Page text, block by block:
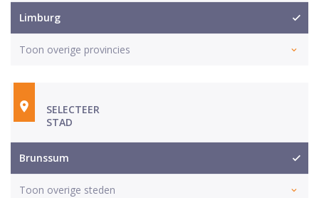
Limburg
Toon overige provincies
SELECTEER
STAD
Brunssum
Toon overige steden